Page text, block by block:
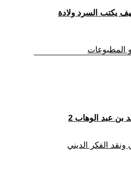
يكتب السرد ولادة
المطبوعات
ونقد الفكر الديني